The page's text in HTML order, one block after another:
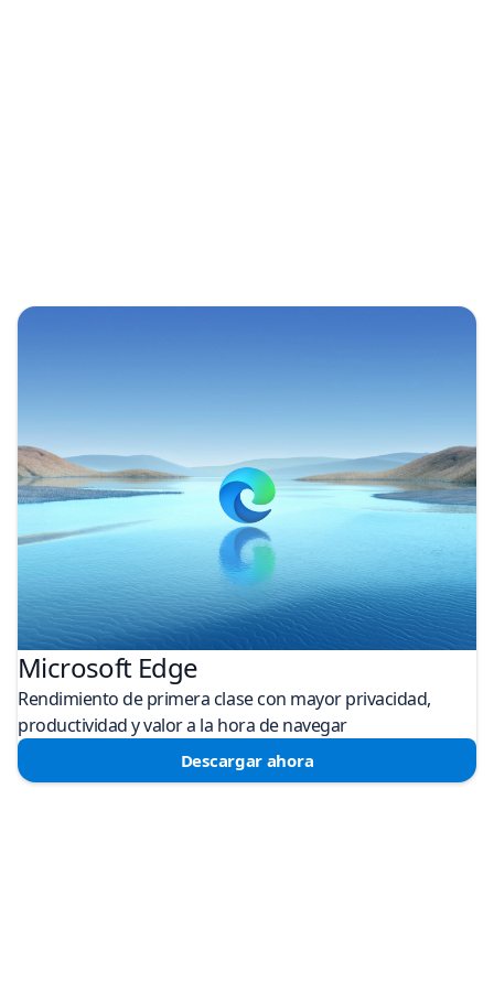
Microsoft Edge
Rendimiento de primera clase con mayor privacidad,
productividad y valor a la hora de navegar
Descargar ahora